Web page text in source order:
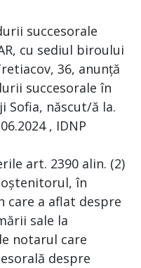
succesorale
cu sediul biroului
36, anunță
succesorale în
Sofia, născut/ă la.
, IDNP
art. 2390 alin. (2)
în
care a aflat despre
sale la
notarul care
despre